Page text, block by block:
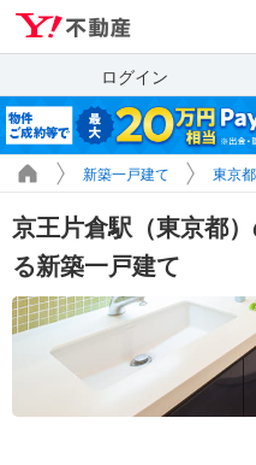
ログイン
新築一戸建て 東京都
京王片倉駅（東京都
る新築一戸建て